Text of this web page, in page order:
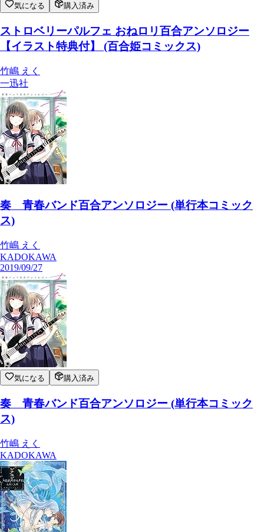
気になる 購入済み
ストロベリーパルフェ おねロリ百合アンソロジー
【イラスト特典付】 (百合姫コミックス)
竹嶋 えく
一迅社
奏 青春バンド百合アンソロジー (単行本コミック
ス)
竹嶋 えく
KADOKAWA
2019/09/27
気になる 購入済み
奏 青春バンド百合アンソロジー (単行本コミック
ス)
竹嶋 えく
KADOKAWA